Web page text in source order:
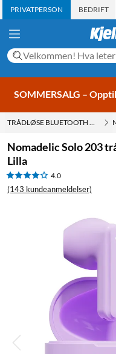
PRIVATPERSON BEDRIFT
SOMMERSALG –
TRÅDLØSE BLUETOOTH
Nomadelic Solo 203
Lilla
4.0
(143 kundeanmeldelser)